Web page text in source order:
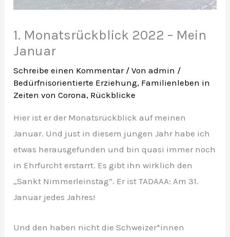
1. Monatsrückblick 2022 – Mein
Januar
Schreibe einen Kommentar / Vonadmin /
Bedürfnisorientierte Erziehung, Familienleben in
Zeiten von Corona, Rückblicke
Hier ist er der Monatsrückblick auf meinen
Januar. Und just in diesem jungen Jahr habe ich
etwas herausgefunden und bin quasi immer noch
in Ehrfurcht erstarrt. Es gibt ihn wirklich den
„Sankt Nimmerleinstag“. Er ist TADAAA: Am 31.
Januar jedes Jahres!
Und den haben nicht die Schweizer*innen